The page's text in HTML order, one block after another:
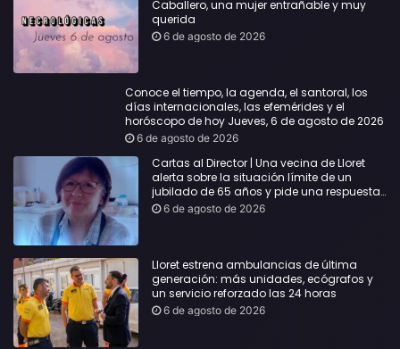
Caballero, una mujer entrañable y muy
querida
6 de agosto de 2026
Conoce el tiempo, la agenda, el santoral, los
días internacionales, las efemérides y el
horóscopo de hoy Jueves, 6 de agosto de 2026
6 de agosto de 2026
Cartas al Director | Una vecina de Lloret
alerta sobre la situación límite de un
jubilado de 65 años y pide una respuesta
urgente
6 de agosto de 2026
Lloret estrena ambulancias de última
generación: más unidades, ecógrafos y
un servicio reforzado las 24 horas
6 de agosto de 2026